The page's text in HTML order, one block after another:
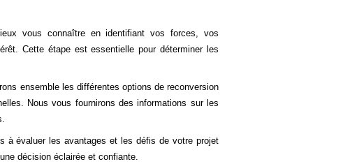
vous connaître en identifiant vos forces, vos
Cette étape est essentielle pour déterminer les
ensemble les différentes options de reconversion
Nous vous fournirons des informations sur les
à évaluer les avantages et les défis de votre projet
décision éclairée et confiante.